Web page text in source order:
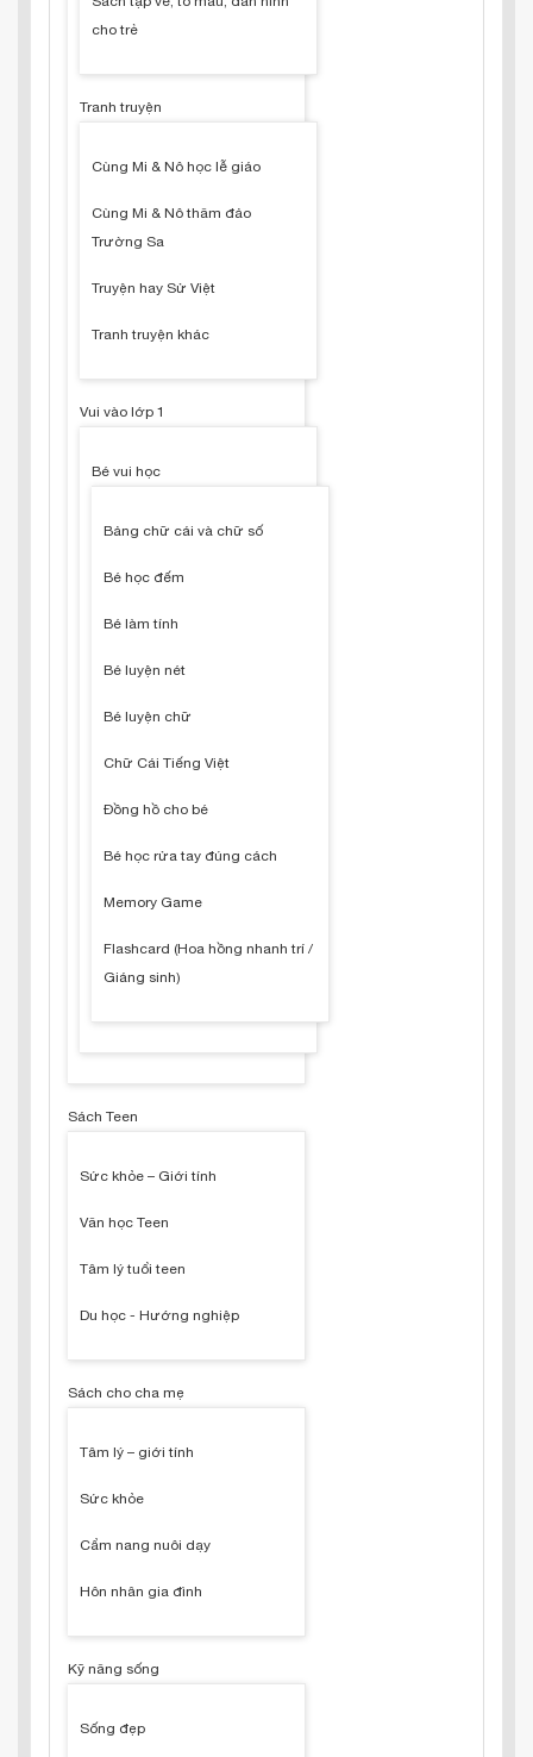
cho trẻ
Tranh truyện
Cùng Mi & Nô học lễ giáo
Cùng Mi & Nô thăm đảo
Trường Sa
Truyện hay Sử Việt
Tranh truyện khác
Vui vào lớp 1
Bé vui học
Bảng chữ cái và chữ số
Bé học đếm
Bé làm tính
Bé luyện nét
Bé luyện chữ
Chữ Cái Tiếng Việt
Đồng hồ cho bé
Bé học rửa tay đúng cách
Memory Game
Flashcard (Hoa hồng nhanh trí /
Giáng sinh)
Sách Teen
Sức khỏe – Giới tính
Văn học Teen
Tâm lý tuổi teen
Du học - Hướng nghiệp
Sách cho cha mẹ
Tâm lý – giới tính
Sức khỏe
Cẩm nang nuôi dạy
Hôn nhân gia đình
Kỹ năng sống
Sống đẹp